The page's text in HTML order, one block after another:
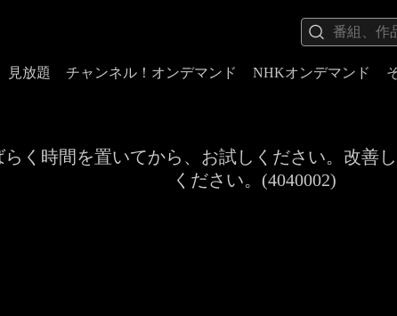
見放題 チャンネル！オンデマンド NHKオンデマンド
く時間を置いてから、お試しください。改善
ください。(4040002)